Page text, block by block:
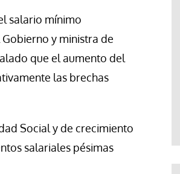
salario mínimo
y ministra de
que el aumento del
las brechas
Social y de crecimiento
salariales pésimas
Revista de Verano
El olor de la paz